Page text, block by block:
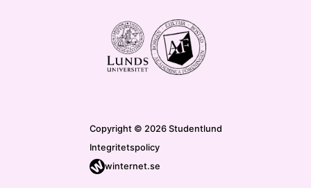
Copyright © 2026 Studentlund
Integritetspolicy
winternet.se